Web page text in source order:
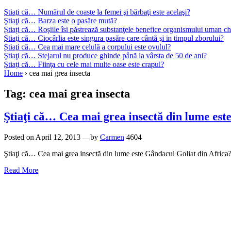
Ştiaţi că… Numărul de coaste la femei şi bărbaţi este acelaşi?
Ştiaţi că… Barza este o pasăre mută?
Știați că… Roşiile îsi păstrează substanţele benefice organismului uman
Ştiaţi că… Ciocârlia este singura pasăre care cântă şi in timpul zborului?
Știaţi că… Cea mai mare celulă a corpului este ovulul?
Ştiaţi că… Stejarul nu produce ghinde până la vârsta de 50 de ani?
Ştiaţi că… Fiinţa cu cele mai multe oase este crapul?
Home › cea mai grea insecta
Tag: cea mai grea insecta
Ştiaţi că… Cea mai grea insectă din lume
Posted on April 12, 2013 —by Carmen 4604
Ştiaţi că… Cea mai grea insectă din lume este Gândacul Goliat din
Read More